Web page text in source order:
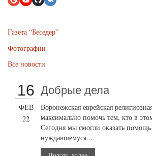
Газета “Беседер”
Фотографии
Все новости
16
ФЕВ
22
Добрые дела
Воронежская еврейская
максимально помочь тем, кто в
Сегодня мы смогли оказать
нуждавшемуся...